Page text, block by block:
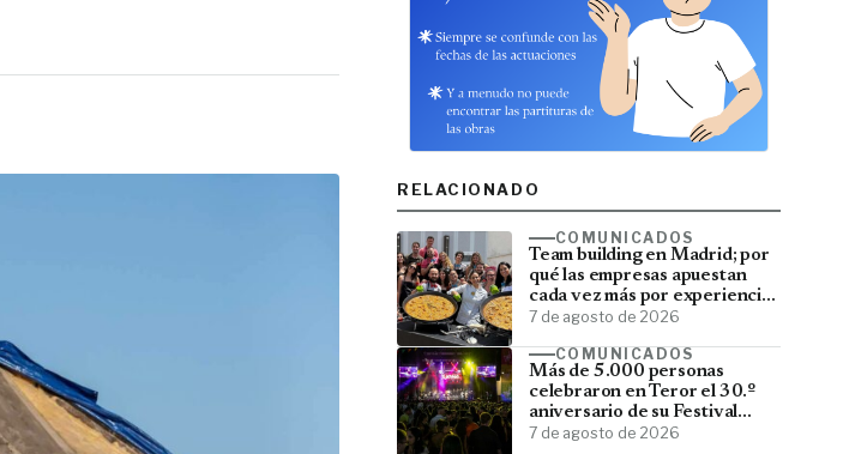
RELACIONADO
COMUNICADOS
Team building en Madrid; por
qué las empresas apuestan
cada vez más por experiencias
que fortalecen sus equipos
7 de agosto de 2026
COMUNICADOS
Más de 5.000 personas
celebraron en Teror el 30.º
aniversario de su Festival
Latino
7 de agosto de 2026